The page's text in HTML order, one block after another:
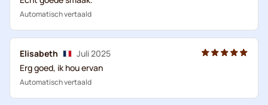
Automatisch vertaald
Elisabeth
Juli 2025
Erg goed, ik hou ervan
Automatisch vertaald